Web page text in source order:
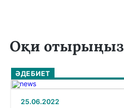
Оқи отырыңыз
ӘДЕБИЕТ
25.06.2022